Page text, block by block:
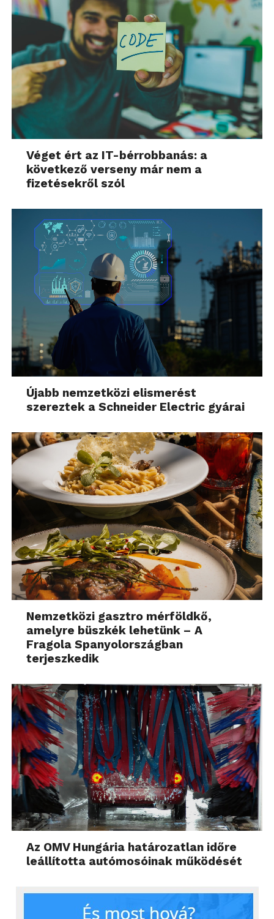
Véget ért az IT-bérrobbanás: a
következő verseny már nem a
fizetésekről szól
Újabb nemzetközi elismerést
szereztek a Schneider Electric gyárai
Nemzetközi gasztro mérföldkő,
amelyre büszkék lehetünk – A
Fragola Spanyolországban
terjeszkedik
Az OMV Hungária határozatlan időre
leállította autómosóinak működését